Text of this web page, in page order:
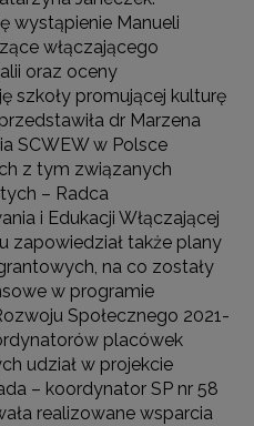
wystąpienie Manueli
włączającego
oraz oceny
szkoły promującej kulturę
dr Marzena
SCWEW w Polsce
z tym związanych
– Radca
i Edukacji Włączającej
zapowiedział także plany
na co zostały
w programie
Społecznego 2021-
placówek
udział w projekcie
– koordynator SP nr 58
realizowane wsparcia